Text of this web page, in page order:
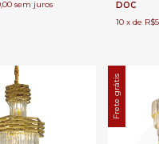
sem juros
DOC
10 x de
Frete grátis